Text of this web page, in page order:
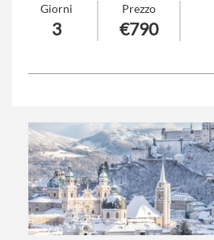
del Thyssen: una città dove l’anima
le storie e le emozioni custodite nei
Giorni
3
Prezzo
€790